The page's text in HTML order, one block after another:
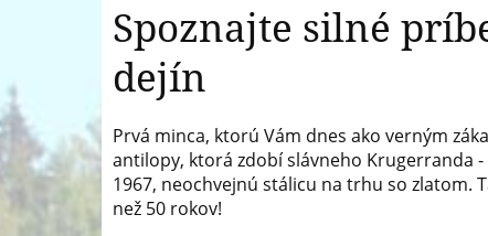
Spoznajte silné
dejín
Prvá minca, ktorú Vám dnes ako verným
antilopy, ktorá zdobí slávneho Krugerranda
1967, neochvejnú stálicu na trhu so zlatom.
než 50 rokov!